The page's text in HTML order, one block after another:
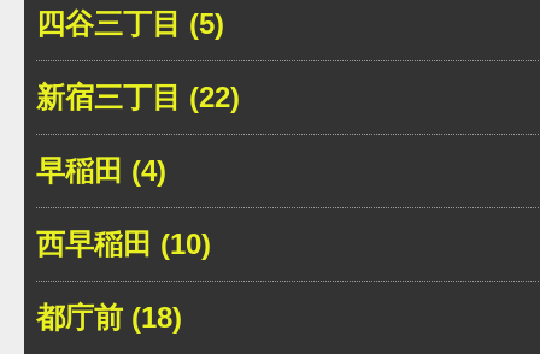
四谷三丁目 (5)
新宿三丁目 (22)
早稲田 (4)
西早稲田 (10)
都庁前 (18)